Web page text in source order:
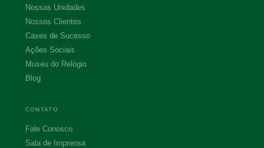
Nossas Unidades
Nossos Clientes
Cases de Sucesso
Ações Sociais
Museu do Relógio
Blog
CONTATO
Fale Conosco
Sala de Imprensa